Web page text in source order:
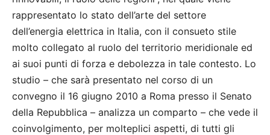
rappresentato lo stato dell’arte del settore
dell’energia elettrica in Italia, con il consueto stile
molto collegato al ruolo del territorio meridionale ed
ai suoi punti di forza e debolezza in tale contesto. Lo
studio – che sarà presentato nel corso di un
convegno il 16 giugno 2010 a Roma presso il Senato
della Repubblica – analizza un comparto – che vede il
coinvolgimento, per molteplici aspetti, di tutti gli